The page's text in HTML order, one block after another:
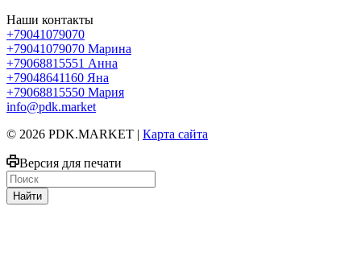
Наши контакты
+79041079070
+79041079070 Марина
+79068815551 Анна
+79048641160 Яна
+79068815550 Мария
info@pdk.market
© 2026 PDK.MARKET | Карта сайта
Версия для печати
Найти